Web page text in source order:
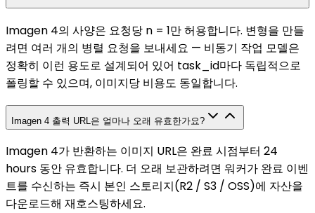
Imagen 4의 사양은 요청당 n = 1만 허용합니다. 변형을 만들
려면 여러 개의 병렬 요청을 보내세요 — 비동기 작업 모델은
정확히 이런 용도로 설계되어 있어 task_id마다 독립적으로
폴링할 수 있으며, 이미지당 비용도 동일합니다.
Imagen 4 출력 URL은 얼마나 오래 유효한가요?
Imagen 4가 반환하는 이미지 URL은 완료 시점부터 24
hours 동안 유효합니다. 더 오래 보관하려면 워커가 완료 이벤
트를 수신하는 즉시 본인 스토리지(R2 / S3 / OSS)에 자산을
다운로드해 재호스팅하세요.